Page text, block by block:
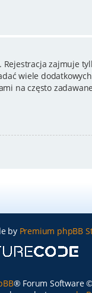
zajmuje
wiele
na często
by Premium phpBB
® Forum Software